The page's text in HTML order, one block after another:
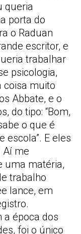
queria
porta do
o Raduan
escritor, e
trabalhar
psicologia,
coisa muito
Abbate, e o
do tipo: “Bom,
o que é
escola”. E eles
Aí me
uma matéria,
trabalho
lance, em
época dos
foi o único